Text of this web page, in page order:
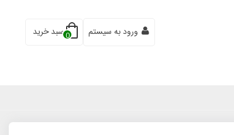
ورود به سیستم 0سبد خرید